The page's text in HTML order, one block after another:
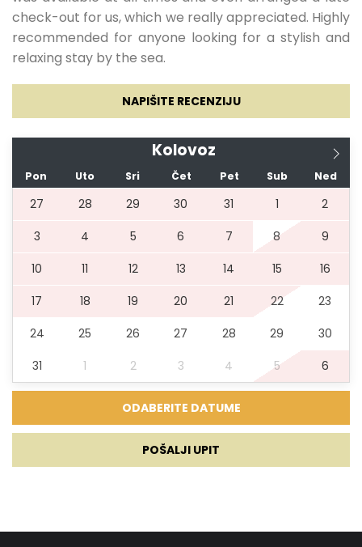
02.07.2027. 7
28.08.2027. 01.09.2027. 7 1980 € 1782
€
02.09.2027. 17.09.2027. 5 1500 €1350
check-out for us, which we really appreciated. Highly
recommended for anyone looking for a stylish and
relaxing stay by the sea.
NAPIŠITE RECENZIJU
Kolovoz
Pon Uto Sri Čet Pet Sub Ned
27 28 29 30 31 1
2
3
4 5 6 7 8
9
10
11 12 13 14 15
16
17
18 19 20 21 22
23
24
25 26 27 28 29
30
31
1 2 3 4 5 6
POŠALJI UPIT